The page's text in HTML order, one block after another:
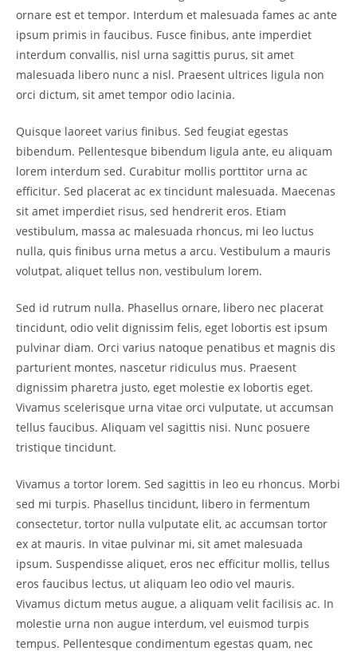
ornare est et tempor. Interdum et malesuada fames ac ante
ipsum primis in faucibus. Fusce finibus, ante imperdiet
interdum convallis, nisl urna sagittis purus, sit amet
malesuada libero nunc a nisl. Praesent ultrices ligula non
orci dictum, sit amet tempor odio lacinia.
Quisque laoreet varius finibus. Sed feugiat egestas
bibendum. Pellentesque bibendum ligula ante, eu aliquam
lorem interdum sed. Curabitur mollis porttitor urna ac
efficitur. Sed placerat ac ex tincidunt malesuada. Maecenas
sit amet imperdiet risus, sed hendrerit eros. Etiam
vestibulum, massa ac malesuada rhoncus, mi leo luctus
nulla, quis finibus urna metus a arcu. Vestibulum a mauris
volutpat, aliquet tellus non, vestibulum lorem.
Sed id rutrum nulla. Phasellus ornare, libero nec placerat
tincidunt, odio velit dignissim felis, eget lobortis est ipsum
pulvinar diam. Orci varius natoque penatibus et magnis dis
parturient montes, nascetur ridiculus mus. Praesent
dignissim pharetra justo, eget molestie ex lobortis eget.
Vivamus scelerisque urna vitae orci vulputate, ut accumsan
tellus faucibus. Aliquam vel sagittis nisi. Nunc posuere
tristique tincidunt.
Vivamus a tortor lorem. Sed sagittis in leo eu rhoncus. Morbi
sed mi turpis. Phasellus tincidunt, libero in fermentum
consectetur, tortor nulla vulputate elit, ac accumsan tortor
ex at mauris. In vitae pulvinar mi, sit amet malesuada
ipsum. Suspendisse aliquet, eros nec efficitur mollis, tellus
eros faucibus lectus, ut aliquam leo odio vel mauris.
Vivamus dictum metus augue, a aliquam velit facilisis ac. In
molestie urna non augue interdum, vel euismod turpis
tempus. Pellentesque condimentum egestas quam, nec